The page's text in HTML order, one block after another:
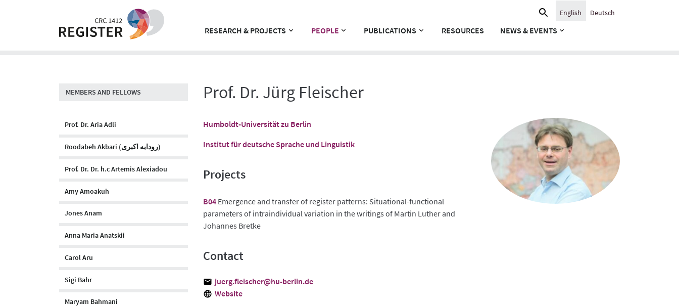
RESEARCH & PROJECTS PEOPLE PUBLICATIONS RESOURCES NEWS & EVENTS
Search
English Deutsch
MEMBERS AND FELLOWS
Prof. Dr. Aria Adli
Roodabeh Akbari (رودابه اکبری)
Prof. Dr. Dr. h.c Artemis Alexiadou
Amy Amoakuh
Jones Anam
Anna Maria Anatskii
Carol Aru
Sigi Bahr
Maryam Bahmani
Prof. Dr. Jürg Fleischer
Humboldt-Universität zu Berlin
Institut für deutsche Sprache und Linguistik
Projects
B04 Emergence and transfer of register patterns: Situational-functional
parameters of intraindividual variation in the writings of Martin Luther and
Johannes Bretke
Contact
juerg.fleischer@hu-berlin.de
Website